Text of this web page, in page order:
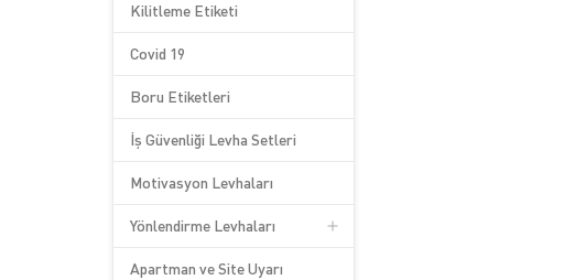
Kilitleme Etiketi
Covid 19
Boru Etiketleri
İş Güvenliği Levha Setleri
Motivasyon Levhaları
Yönlendirme Levhaları
Apartman ve Site Uyarı